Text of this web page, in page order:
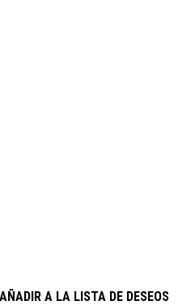
AÑADIR A LA LISTA DE DESEOS